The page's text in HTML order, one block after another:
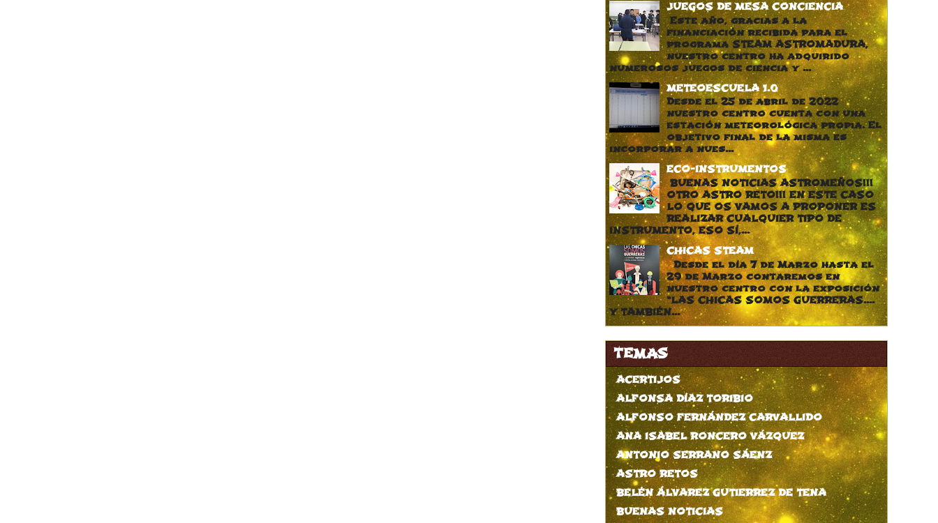
JUEGOS DE MESA CONCIENCIA
Este año, gracias a la
financiación recibida para el
programa STEAM ASTROMADURA,
nuestro centro ha adquirido
numerosos juegos de ciencia y ...
METEOESCUELA 1.0
Desde el 25 de abril de 2022
nuestro centro cuenta con una
estación meteorológica propia. El
objetivo final de la misma es
incorporar a nues...
ECO-INSTRUMENTOS
BUENAS NOTICIAS ASTROMEÑOS!!!
OTRO ASTRO RETO!!! EN ESTE CASO
LO QUE OS VAMOS A PROPONER ES
REALIZAR CUALQUIER TIPO DE
INSTRUMENTO, ESO SÍ,...
CHICAS STEAM
Desde el día 7 de Marzo hasta el
29 de Marzo contaremos en
nuestro centro con la exposición
"LAS CHICAS SOMOS GUERRERAS....
Y TAMBIÉN...
TEMAS
ACERTIJOS
ALFONSA DÍAZ TORIBIO
ALFONSO FERNÁNDEZ CARVALLIDO
ANA ISABEL RONCERO VÁZQUEZ
ANTONIO SERRANO SÁENZ
ASTRO RETOS
BELÉN ÁLVAREZ GUTIERREZ DE TENA
BUENAS NOTICIAS